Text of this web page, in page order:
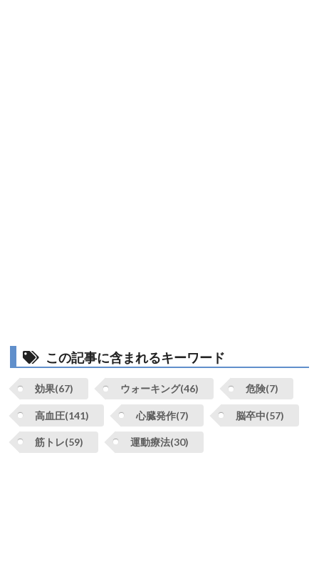
この記事に含まれるキーワード
効果(67) ウォーキング(46) 危険(7)
高血圧(141) 心臓発作(7) 脳卒中(57)
筋トレ(59) 運動療法(30)